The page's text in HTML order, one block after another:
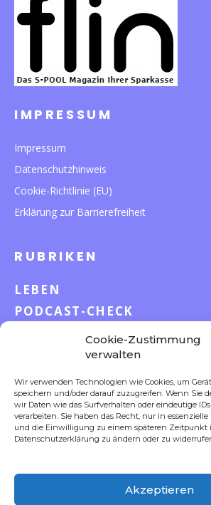
Cookie-Zustimmung
verwalten
Wir verwenden Technologien wie Cookies, um
speichern und/oder darauf zuzugreifen. Wenn Sie
wir Daten wie das Surfverhalten oder eindeutige
verarbeiten. Sie haben das Recht, nur in
und die Einwilligung zu einem späteren Zeitpunkt
Datenschutzerklärung zu ändern oder zu
Akzeptieren
IMPRESSUM
Impressum
Datenschutzhinweis
Cookie-Richtlinie (EU)
Erklärung zur Barrierefreiheit
RUBRIKEN
LEBEN
PODCAST-CHECK
GELD & KARRIERE
AUF UND DAVON
S-POOL VORTEILE
DIGITALE WELT
FOKUS